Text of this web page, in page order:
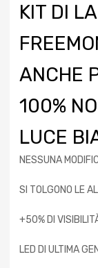
KIT DI
ANCHE
100%
LUCE
NESSUNA
SI TOLGONO LE
+50% DI
LED DI ULTIMA